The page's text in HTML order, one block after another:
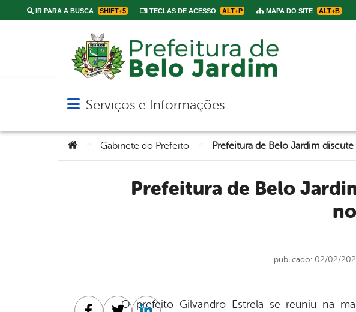
IR PARA A BUSCA SHIFT+5 TECLAS DE ACESSO ALT+P MAPA DO SITE ALT+B
Abrir menu principal de navegação
Serviços e Informações
Você está aqui:Gabinete do Prefeito
Prefeitura de Belo Jardim discute com o Banco do Nordeste
publicado: 02/02/
O prefeito Gilvandro Estrela se reuniu na